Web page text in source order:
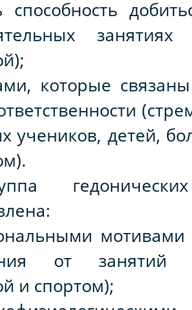
способность
занятиях
которые
учеников, детей,
мотивами
от занятий
и спортом);